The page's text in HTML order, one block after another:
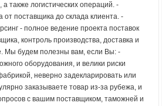
также логистических операций. -
от поставщика до склада клиента. -
- полное ведение проекта поставок
контроль производства, доставка и
Мы будем полезны вам, если Вы: -
оборудования, и велики риски
неверно задекларировать или
заказываете товар из-за рубежа, и
с вашим поставщиком, таможней и